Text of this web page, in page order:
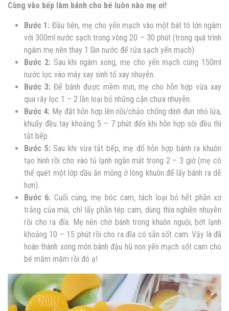
Cùng vào bếp làm bánh cho bé luôn nào mẹ ơi!
Bước 1: Đầu tiên, mẹ cho yến mạch vào một bát tô lớn ngâm
với 300ml nước sạch trong vòng 20 – 30 phút (trong quá trình
ngâm mẹ nên thay 1 lần nước để rửa sạch yến mạch)
Bước 2: Sau khi ngâm xong, mẹ cho yến mạch cùng 150ml
nước lọc vào máy xay sinh tố xay nhuyễn.
Bước 3: Để bánh được mềm mịn, mẹ cho hỗn hợp vừa xay
qua rây lọc 1 – 2 lần loại bỏ những cặn chưa nhuyễn.
Bước 4: Mẹ đặt hỗn hợp lên nồi/chảo chống dính đun nhỏ lửa,
khuấy đều tay khoảng 5 – 7 phút đến khi hỗn hợp sôi đều thì
tắt bếp.
Bước 5: Sau khi vừa tắt bếp, mẹ đổ hỗn hợp bánh ra khuôn
tạo hình rồi cho vào tủ lạnh ngăn mát trong 2 – 3 giờ (mẹ có
thể quét một lớp dầu ăn mỏng ở lòng khuôn để lấy bánh ra dễ
hơn).
Bước 6: Cuối cùng, mẹ bóc cam, tách loại bỏ hết phần xơ
trắng của múi, chỉ lấy phần tép cam, dùng thìa nghiền nhuyễn
rồi cho ra đĩa. Mẹ nên chờ bánh trong khuôn nguội, bớt lạnh
khoảng 10 – 15 phút rồi cho ra đĩa có sẵn sốt cam. Vậy là đã
hoàn thành xong món bánh đậu hũ non yến mạch sốt cam cho
bé măm măm rồi đó ạ!